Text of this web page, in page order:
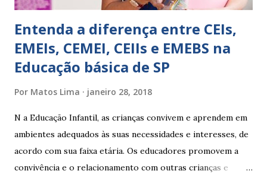
Entenda a diferença entre CEIs,
EMEIs, CEMEI, CEIIs e EMEBS na
Educação básica de SP
Por Matos Lima janeiro 28, 2018
N a Educação Infantil, as crianças convivem e aprendem em
ambientes adequados às suas necessidades e interesses, de
acordo com sua faixa etária. Os educadores promovem a
convivência e o relacionamento com outras crianças e